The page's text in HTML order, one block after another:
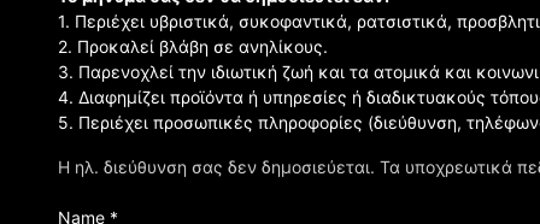
Η ηλ. διεύθυνση σας δεν δημοσιεύεται. Τα υποχρεωτικά
1. Περιέχει υβριστικά, συκοφαντικά, ρατσιστικά,
2. Προκαλεί βλάβη σε ανηλίκους.
3. Παρενοχλεί την ιδιωτική ζωή και τα ατομικά και
4. Διαφημίζει προϊόντα ή υπηρεσίες ή διαδικτυακούς
5. Περιέχει προσωπικές πληροφορίες (διεύθυνση,
Name *